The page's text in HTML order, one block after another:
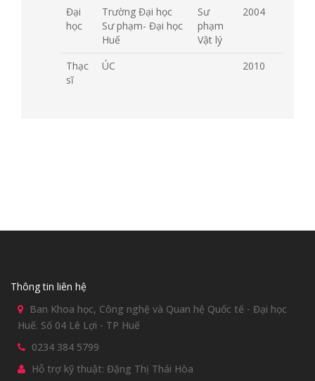
Đại
học
Trường Đại học
Sư phạm- Đại học
Huế
Sư
phạm
Vật lý
2004
Thạc
sĩ
ÚC 2010
Thông tin liên hệ
Ban Khoa học, Công nghệ và Quan hệ Quốc tế - Đại học
Huế. Số 04 Lê Lợi - TP Huế
0234 384 5799
Hỗ trợ kỹ thuật: Đặng Thị Thái Hòa